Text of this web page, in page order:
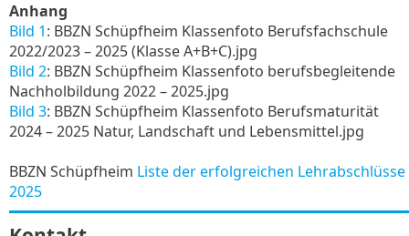
Anhang
Bild 1: BBZN Schüpfheim Klassenfoto Berufsfachschule
2022/2023 – 2025 (Klasse A+B+C).jpg
Bild 2: BBZN Schüpfheim Klassenfoto berufsbegleitende
Nachholbildung 2022 – 2025.jpg
Bild 3: BBZN Schüpfheim Klassenfoto Berufsmaturität
2024 – 2025 Natur, Landschaft und Lebensmittel.jpg
BBZN Schüpfheim Liste der erfolgreichen Lehrabschlüsse
2025